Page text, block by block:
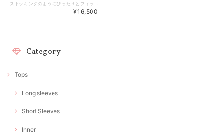
¥16,500
Category
Tops
Long sleeves
Short Sleeves
Inner